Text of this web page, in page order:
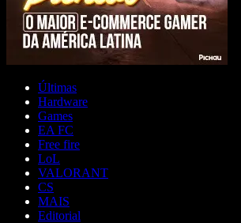
Últimas
Hardware
Games
EA FC
Free fire
LoL
VALORANT
CS
MAIS
Editorial